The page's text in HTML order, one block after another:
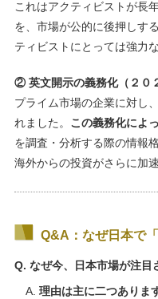
これはアクティビストが長
を、市場が公的に後押しす
ティビストにとっては強力
② 英文開示の義務化（２０
プライム市場の企業に対し
れました。 この義務化によっ
を調査・分析する際の情報
海外からの投資がさらに加
Q&A：なぜ日本で
Q. なぜ今、日本市場が注目
A.理由は主に二つありま